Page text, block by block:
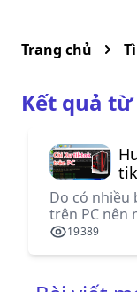
Trang chủ
Kết quả
Do có nhiều
trên PC nên
video chi
19389